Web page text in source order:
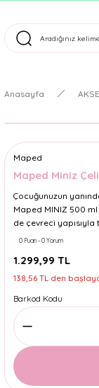
Anasayfa
Maped
Maped Miniz
Çocuğunuzun
Maped MINIZ 500
de çevreci yapısıyla
0 Puan - 0 Yorum
1.299,99 TL
138,56 TL den
Barkod Kodu